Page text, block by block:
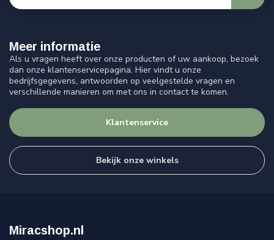
Meer informatie
Als u vragen heeft over onze producten of uw aankoop, bezoek
dan onze klantenservicepagina. Hier vindt u onze
bedrijfsgegevens, antwoorden op veelgestelde vragen en
verschillende manieren om met ons in contact te komen.
Klantenservice
Bekijk onze winkels
Miracshop.nl